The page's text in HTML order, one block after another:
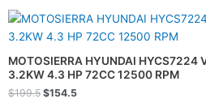
MOTOSIERRA HYUNDAI HYCS7224
3.2KW 4.3 HP 72CC 12500 RPM
$199.5
El
precio
original
$199.5.
$154.5
El
actual
$154.5.